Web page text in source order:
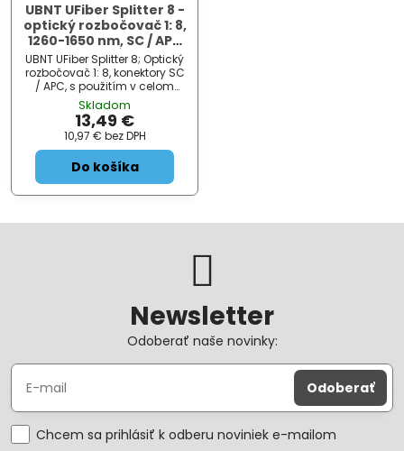
UBNT UFiber Splitter 8 -
optický rozbočovač 1: 8,
1260-1650 nm, SC / APC
konektory, dĺžka 1,5 m
UBNT UFiber Splitter 8; Optický
rozbočovač 1: 8, konektory SC
/ APC, s použitím v celom
pásme 12601650 nm,
technológia výroby PLC. Pre
rozbočenie / zlúčenie
optických trás s výhľadom
na ich používanie v celom
vlnovom spekt ...
Skladom
13,49 €
10,97 € bez DPH
Do košíka
Newsletter
Odoberať naše novinky:
Odoberať
Chcem sa prihlásiť k odberu noviniek e-mailom